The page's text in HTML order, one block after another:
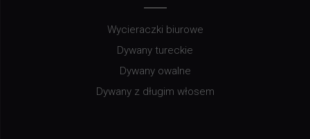
Wycieraczki biurowe
Dywany tureckie
Dywany owalne
Dywany z długim włosem